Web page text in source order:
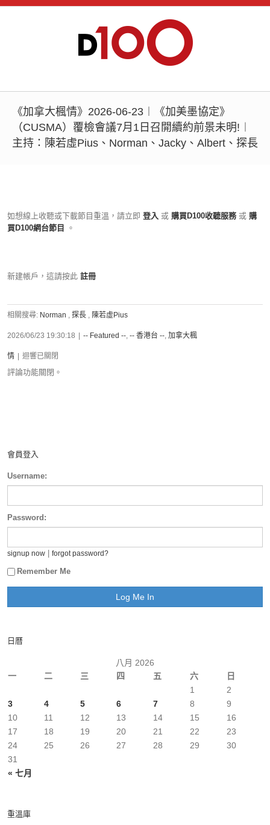
《加拿大楓情》2026-06-23︱《加美墨協定》
（CUSMA）覆檢會議7月1日召開續約前景未明!︱
主持：陳若虛Pius、Norman、Jacky、Albert、探長
如想線上收聽或下載節目重溫，請立即 登入 或 購買D100收聽服務 或 購
買D100網台節目
。
新建帳戶，這請按此 註冊
相關搜尋: Norman , 探長 , 陳若虛Pius
2026/06/23 19:30:18 -- Featured --, -- 香港台 --, 加拿大楓
情 迴響已關閉
評論功能關閉。
會員登入
Username:
Password:
signup now forgot password?
Remember Me
日曆
八月 2026
一
二 三 四 五 六 日
« 七月
1
2
3
4 5 6 7 8
9
10
11 12 13 14 15
16
17
18 19 20 21 22
23
24
25 26 27 28 29
30
31
重溫庫